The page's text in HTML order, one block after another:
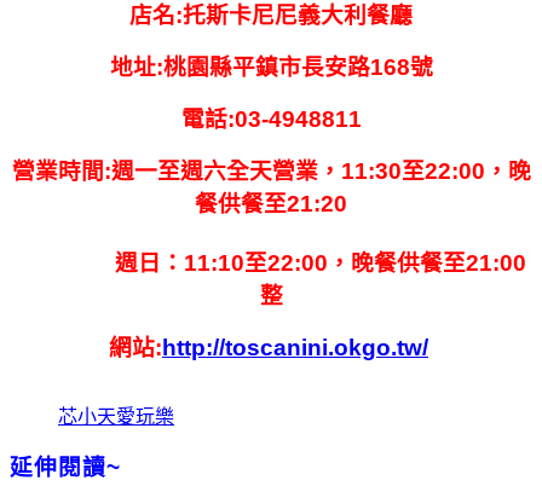
店名:托斯卡尼尼義大利餐廳
地址:桃園縣平鎮市長安路168號
電話:03-4948811
營業時間:週一至週六全天營業，11:30至22:00，晚
餐供餐至21:20
週日：11:10至22:00，晚餐供餐至21:00
整
網站:http://toscanini.okgo.tw/
芯小天愛玩樂
延伸閱讀~